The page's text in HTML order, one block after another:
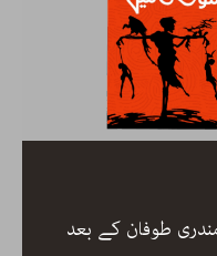
طوفان کے بعد